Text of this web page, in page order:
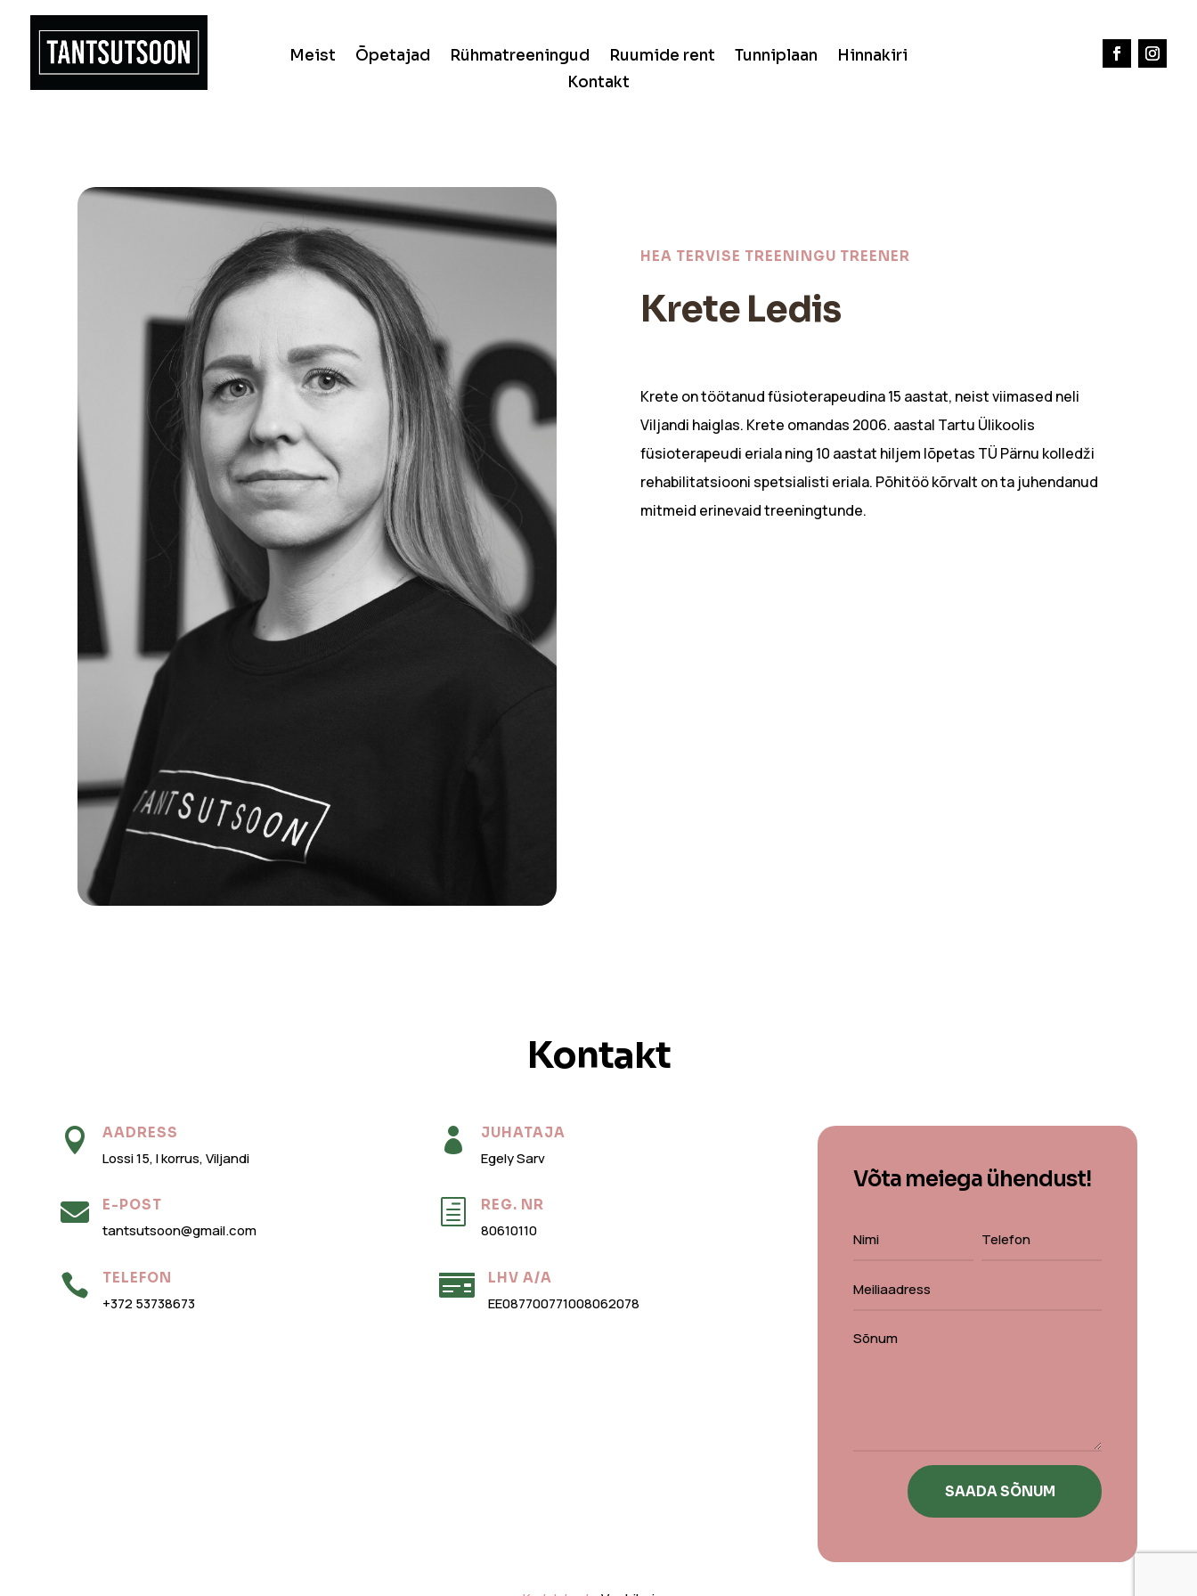
Meist Õpetajad Rühmatreeningud Ruumide rent Tunniplaan
Hinnakiri
Kontakt
HEA TERVISE TREENINGU TREENER
Krete Ledis
Krete on töötanud füsioterapeudina 15 aastat, neist viimased neli
Viljandi haiglas. Krete omandas 2006. aastal Tartu Ülikoolis
füsioterapeudi eriala ning 10 aastat hiljem lõpetas TÜ Pärnu kolledži
rehabilitatsiooni spetsialisti eriala. Põhitöö kõrvalt on ta juhendanud
mitmeid erinevaid treeningtunde.
Kontakt
 AADRESS
Lossi 15, I korrus, Viljandi
 E-POST
tantsutsoon@gmail.com
 TELEFON
+372 53738673
 JUHATAJA
Egely Sarv
h REG. NR
80610110
 LHV A/A
EE087700771008062078
Võta meiega ühendust!
SAADA SÕNUM